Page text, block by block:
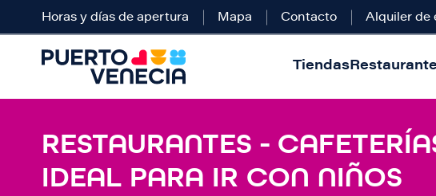
Horas y días de apertura Mapa Contacto Alquiler de
Tiendas
RESTAURANTES -
IDEAL PARA IR CON NIÑOS